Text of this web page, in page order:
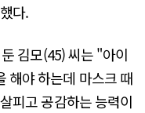
다.
김모(45) 씨는 "아이
해야 하는데 마스크 때
피고 공감하는 능력이